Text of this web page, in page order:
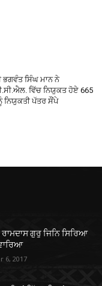
ਭਗਵੰਤ ਸਿੰਘ ਮਾਨ ਨੇ
ਵਿੱਚ ਨਿਯੁਕਤ ਹੋਏ 665
ਨਿਯੁਕਤੀ ਪੱਤਰ ਸੌਂਪੇ
ਗੁਰੁ ਜਿਨਿ ਸਿਰਿਆ
6, 2017